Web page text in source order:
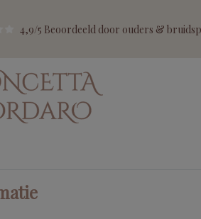
4,9/5 Beoordeeld door ouders &